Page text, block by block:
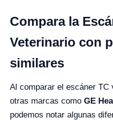
Compara la
Veterinario con
similares
Al comparar el escáner TC
otras marcas como GE
podemos notar algunas